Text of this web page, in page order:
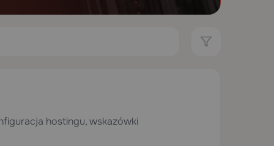
hostingu, wskazówki